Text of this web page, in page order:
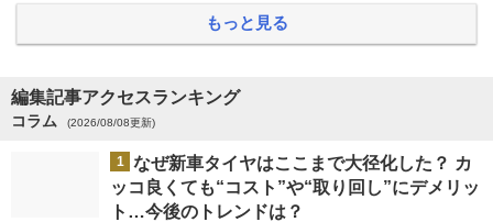
もっと見る
編集記事アクセスランキング
コラム (2026/08/08更新)
1
なぜ新車タイヤはここまで大径化した？ カ
ッコ良くても“コスト”や“取り回し”にデメリッ
ト…今後のトレンドは？